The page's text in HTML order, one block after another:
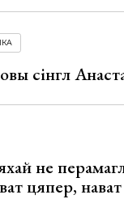
сінгл
не
цяпер,